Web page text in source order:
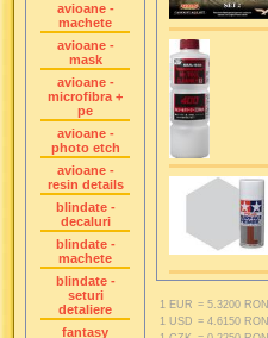
avioane -
machete
avioane -
mask
avioane -
microfibra +
pe
avioane -
photo etch
avioane -
resin details
blindate -
decaluri
blindate -
machete
blindate -
seturi
detaliere
fantasy
1 EUR = 5.3200 RON
1 USD = 4.6150 RON